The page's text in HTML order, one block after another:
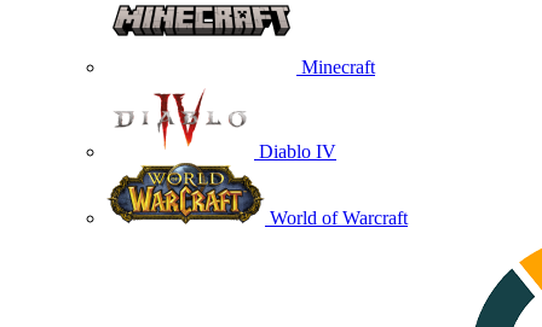
Minecraft
Diablo IV
World of Warcraft